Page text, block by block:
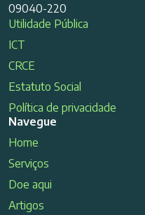
09040-220
Utilidade Pública
ICT
CRCE
Estatuto Social
Política de privacidade
Navegue
Home
Serviços
Doe aqui
Artigos